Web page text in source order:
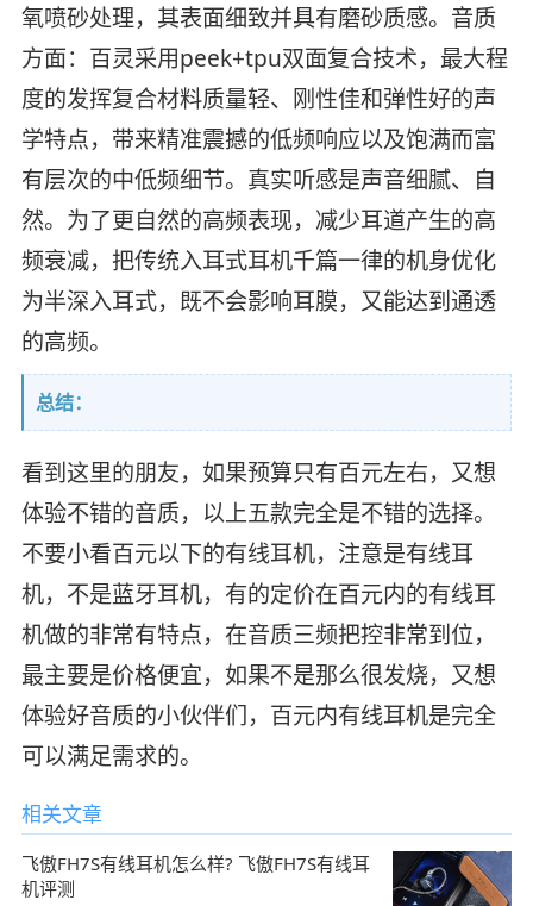
氧喷砂处理，其表面细致并具有磨砂质感。音质
方面：百灵采用peek+tpu双面复合技术，最大程
度的发挥复合材料质量轻、刚性佳和弹性好的声
学特点，带来精准震撼的低频响应以及饱满而富
有层次的中低频细节。真实听感是声音细腻、自
然。为了更自然的高频表现，减少耳道产生的高
频衰减，把传统入耳式耳机千篇一律的机身优化
为半深入耳式，既不会影响耳膜，又能达到通透
的高频。
总结：
看到这里的朋友，如果预算只有百元左右，又想
体验不错的音质，以上五款完全是不错的选择。
不要小看百元以下的有线耳机，注意是有线耳
机，不是蓝牙耳机，有的定价在百元内的有线耳
机做的非常有特点，在音质三频把控非常到位，
最主要是价格便宜，如果不是那么很发烧，又想
体验好音质的小伙伴们，百元内有线耳机是完全
可以满足需求的。
相关文章
飞傲FH7S有线耳机怎么样? 飞傲FH7S有线耳
机评测